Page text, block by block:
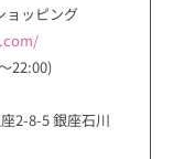
ョッピング
22:00)
2-8-5 銀座石川